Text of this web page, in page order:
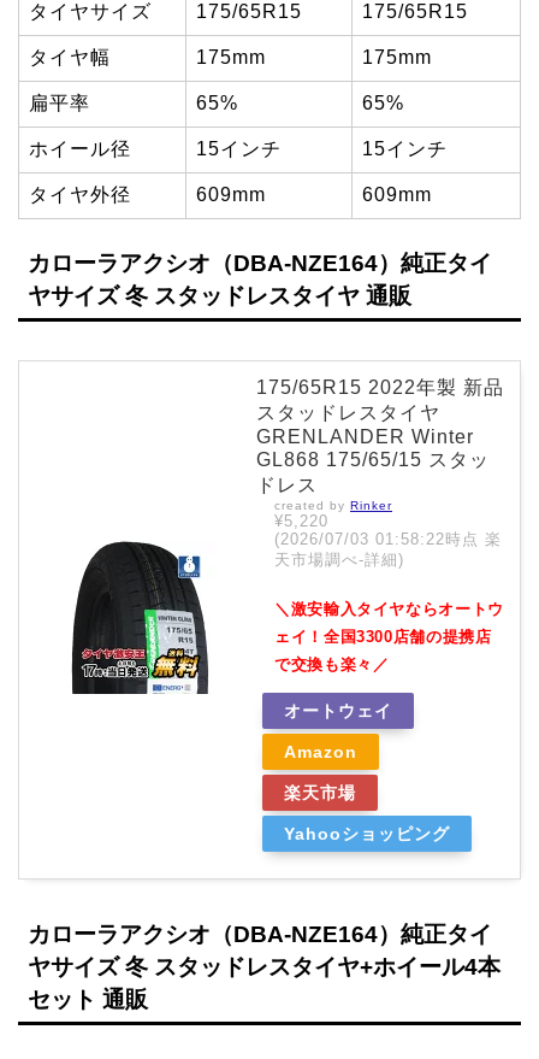
タイヤサイズ 175/65R15 175/65R15
タイヤ幅 175mm 175mm
扁平率 65% 65%
ホイール径 15インチ 15インチ
タイヤ外径 609mm 609mm
カローラアクシオ（DBA-NZE164）純正タイ
ヤサイズ 冬 スタッドレスタイヤ 通販
175/65R15 2022年製 新品
スタッドレスタイヤ
GRENLANDER Winter
GL868 175/65/15 スタッ
ドレス
created by Rinker
¥5,220
(2026/07/03 01:58:22時点 楽
天市場調べ-詳細)
＼激安輸入タイヤならオートウ
ェイ！全国3300店舗の提携店
で交換も楽々／
オートウェイ
Amazon
楽天市場
Yahooショッピング
カローラアクシオ（DBA-NZE164）純正タイ
ヤサイズ 冬 スタッドレスタイヤ+ホイール4本
セット 通販